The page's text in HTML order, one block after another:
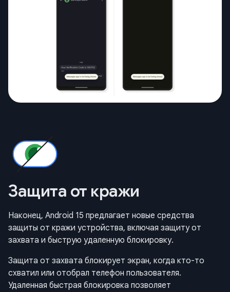
Защита от кражи
Наконец, Android 15 предлагает новые средства
защиты от кражи устройства, включая защиту от
захвата и быструю удаленную блокировку.
Защита от захвата блокирует экран, когда кто-то
схватил или отобрал телефон пользователя.
Удаленная быстрая блокировка позволяет